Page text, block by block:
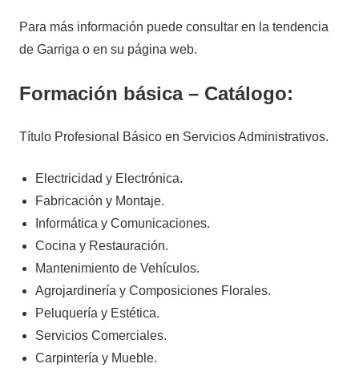
Para más información puede consultar en la tendencia
de Garriga o en su página web.
Formación básica – Catálogo:
Título Profesional Básico en Servicios Administrativos.
Electricidad y Electrónica.
Fabricación y Montaje.
Informática y Comunicaciones.
Cocina y Restauración.
Mantenimiento de Vehículos.
Agrojardinería y Composiciones Florales.
Peluquería y Estética.
Servicios Comerciales.
Carpintería y Mueble.